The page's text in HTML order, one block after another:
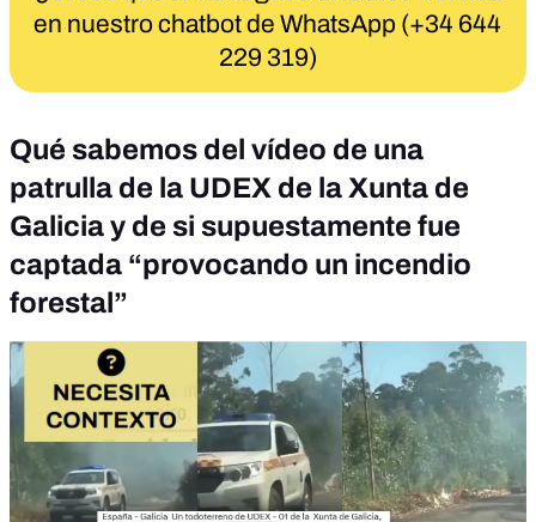
en nuestro chatbot de WhatsApp (+34 644
229 319)
Qué sabemos del vídeo de una
patrulla de la UDEX de la Xunta de
Galicia y de si supuestamente fue
captada “provocando un incendio
forestal”